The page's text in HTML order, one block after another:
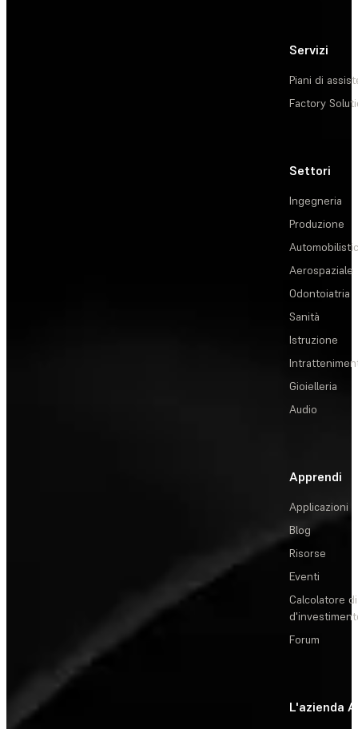
Servizi
Piani di
Factory
Settori
Ingegneria
Produzione
Aerospaziale
Odontoiatria
Sanità
Istruzione
Gioielleria
Audio
Apprendi
Applicazioni
Blog
Risorse
Eventi
Calcolatore
Forum
L'azienda